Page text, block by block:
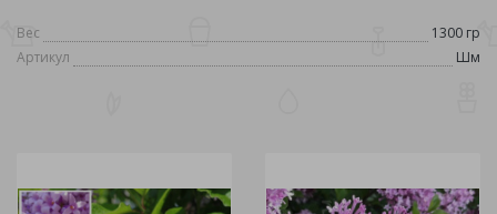
Вес
1300 гр
Артикул
Шм